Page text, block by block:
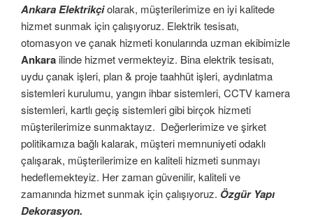
Ankara Elektrikçiolarak, müşterilerimize en iyi kalitede
hizmet sunmak için çalışıyoruz. Elektrik tesisatı,
otomasyon ve çanak hizmeti konularında uzman ekibimizle
Ankara ilinde hizmet vermekteyiz. Bina elektrik tesisatı,
uydu çanak işleri, plan & proje taahhüt işleri, aydınlatma
sistemleri kurulumu, yangın ihbar sistemleri, CCTV kamera
sistemleri, kartlı geçiş sistemleri gibi birçok hizmeti
müşterilerimize sunmaktayız. Değerlerimize ve şirket
politikamıza bağlı kalarak, müşteri memnuniyeti odaklı
çalışarak, müşterilerimize en kaliteli hizmeti sunmayı
hedeflemekteyiz. Her zaman güvenilir, kaliteli ve
zamanında hizmet sunmak için çalışıyoruz. Özgür Yapı
Dekorasyon.